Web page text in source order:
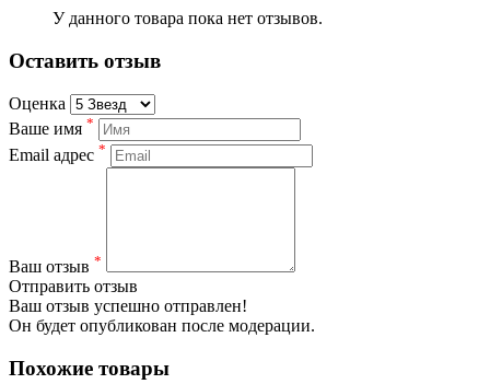
У данного товара пока нет отзывов.
Оставить отзыв
Оценка
Ваше имя *
Email адрес *
Ваш отзыв *
Отправить отзыв
Ваш отзыв успешно отправлен!
Он будет опубликован после модерации.
Похожие товары